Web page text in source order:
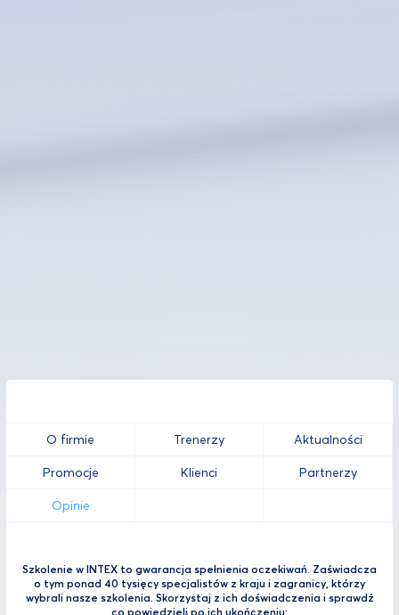
O firmie Trenerzy Aktualności
Promocje Klienci Partnerzy
Opinie
Szkolenie w INTEX to gwarancja spełnienia oczekiwań. Zaświadcza
o tym ponad 40 tysięcy specjalistów z kraju i zagranicy, którzy
wybrali nasze szkolenia. Skorzystaj z ich doświadczenia i sprawdź
co powiedzieli po ich ukończeniu: